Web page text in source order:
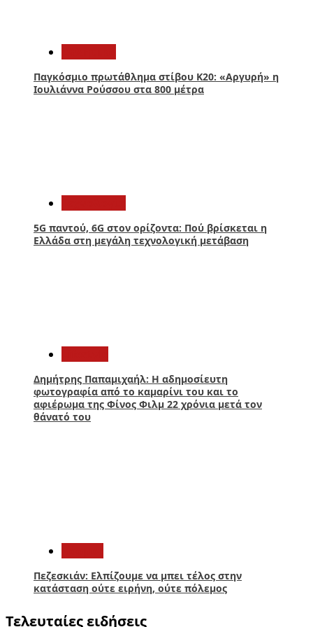
Παγκόσμιο πρωτάθλημα στίβου Κ20: «Αργυρή» η
Ιουλιάννα Ρούσσου στα 800 μέτρα
5G παντού, 6G στον ορίζοντα: Πού βρίσκεται η
Ελλάδα στη μεγάλη τεχνολογική μετάβαση
Δημήτρης Παπαμιχαήλ: Η αδημοσίευτη
φωτογραφία από το καμαρίνι του και το
αφιέρωμα της Φίνος Φιλμ 22 χρόνια μετά τον
θάνατό του
Πεζεσκιάν: Ελπίζουμε να μπει τέλος στην
κατάσταση ούτε ειρήνη, ούτε πόλεμος
Τελευταίες ειδήσεις